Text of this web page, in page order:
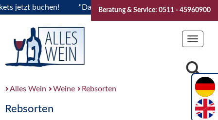
buchen! "Das Sommerfest 2026" Vive la
Beratung & Service: 0511 - 45960900
Toggle
Alles Wein Weine Rebsorten
Rebsorten